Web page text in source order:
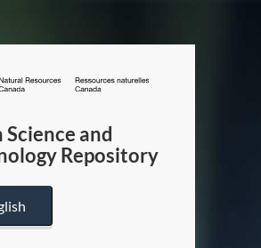
/
Canada
Science and
Repository